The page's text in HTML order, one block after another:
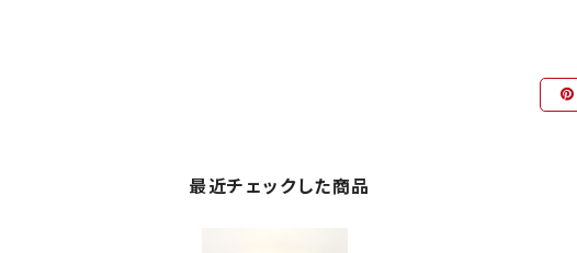
最近チェックした商品